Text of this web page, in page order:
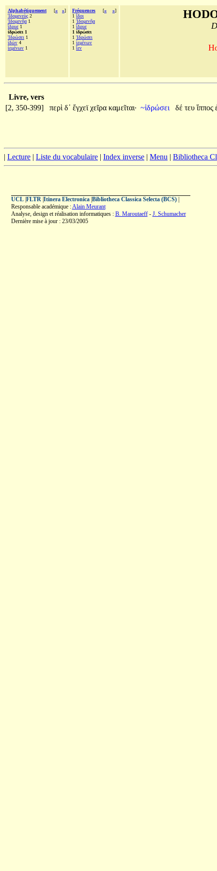
Alphabétiquement [« »]
Ἰδομενεὺς 2
Ἰδομενῆα 1
ἵδρυε 1
ἱδρώσει 1
Ἱδρώσει 1
ἰδὼν 4
ἱεμένων 1
Fréquences [« »]
1 ἴδοι
1 Ἰδομενῆα
1 ἵδρυε
1 ἱδρώσει
1 Ἱδρώσει
1 ἱεμένων
1 ἴεν
Livre, vers
[2, 350-399]
περὶ δ᾽ ἔγχεϊχεῖρα καμεῖται· ~ἱδρώσει δέ τευ ἵππος
| Lecture | Liste du vocabulaire | Index inverse | Menu | Bibliotheca
UCL| FLTR| Itinera Electronica| Bibliotheca Classica Selecta (BCS)|
Responsable académique :Alain Meurant
Analyse, design et réalisation informatiques : B. Maroutaeff- J. Schumacher
Dernière mise à jour : 23/03/2005